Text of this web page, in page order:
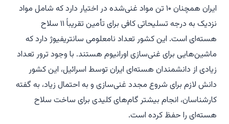
ایران همچنان ۱۰ تن مواد غنی‌شده در اختیار دارد که شامل مواد
نزدیک به درجه تسلیحاتی کافی برای تأمین تقریباً ۱۱ سلاح
هسته‌ای است. این کشور تعداد نامعلومی سانتریفیوژ دارد که
ماشین‌هایی برای غنی‌سازی اورانیوم هستند. با وجود ترور تعداد
زیادی از دانشمندان هسته‌ای ایران توسط اسرائیل، این کشور
دانش لازم برای شروع مجدد غنی‌سازی و به احتمال زیاد، به گفته
کارشناسان، انجام بیشتر گام‌های کلیدی برای ساخت سلاح
هسته‌ای را حفظ کرده است.